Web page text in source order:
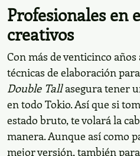
Profesionales en
creativos
Con más de venticinco
técnicas de elaboración
Double Tallasegura tener
en todo Tokio. Así que si
estado bruto, te volará la
manera. Aunque así como
mejor versión, también